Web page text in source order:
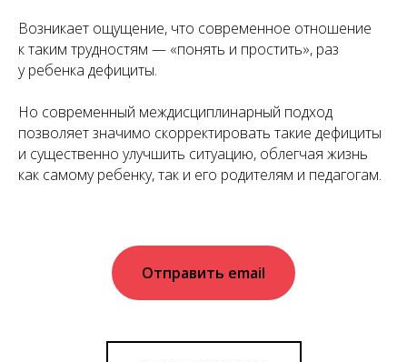
Возникает ощущение, что современное отношение
к таким трудностям — «понять и простить», раз
у ребенка дефициты.
Но современный междисциплинарный подход
позволяет значимо скорректировать такие дефициты
и существенно улучшить ситуацию, облегчая жизнь
как самому ребенку, так и его родителям и педагогам.
Отправить email